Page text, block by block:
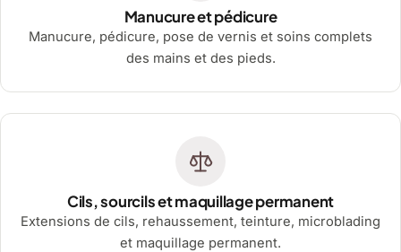
Manucure et pédicure
Manucure, pédicure, pose de vernis et soins complets
des mains et des pieds.
Cils, sourcils et maquillage permanent
Extensions de cils, rehaussement, teinture, microblading
et maquillage permanent.